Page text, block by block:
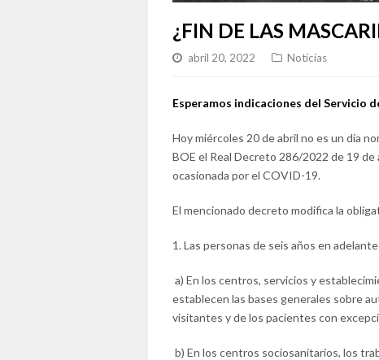
¿FIN DE LAS
abril 20, 2022 Noticias
Esperamos indicaciones del Servicio
Hoy miércoles 20 de abril no es un día
BOE el Real Decreto 286/2022 de 19
ocasionada por el COVID-19.
El mencionado decreto modifica la
1. Las personas de seis años en
a) En los centros, servicios y
establecen las bases generales sobre
visitantes y de los pacientes con
b) En los centros sociosanitarios, los